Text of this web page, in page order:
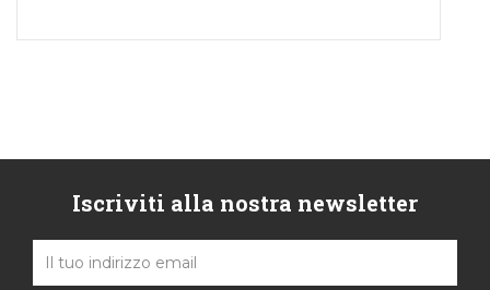
Iscriviti alla nostra newsletter